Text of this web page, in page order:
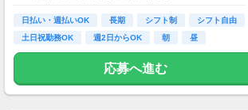
夜勤／日給16,000円～17,000円
＜サンエス警備保障特別給付金＞
持ちの方には100,000円支給！
※30勤務で30,000円、更に30勤務で70,000円
日払い・週払いOK 長期 シフト制 シフト自由
土日祝勤務OK
週2日からOK 朝 昼
応募へ進む